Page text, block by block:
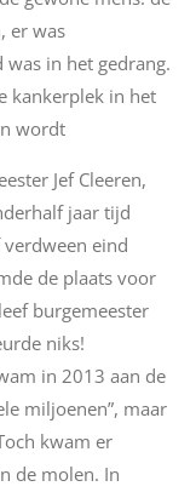
er was
in het gedrang.
kankerplek in het
wordt
Jef Cleeren,
jaar tijd
eind
de plaats voor
burgemeester
niks!
in 2013 aan de
miljoenen”, maar
kwam er
de molen. In